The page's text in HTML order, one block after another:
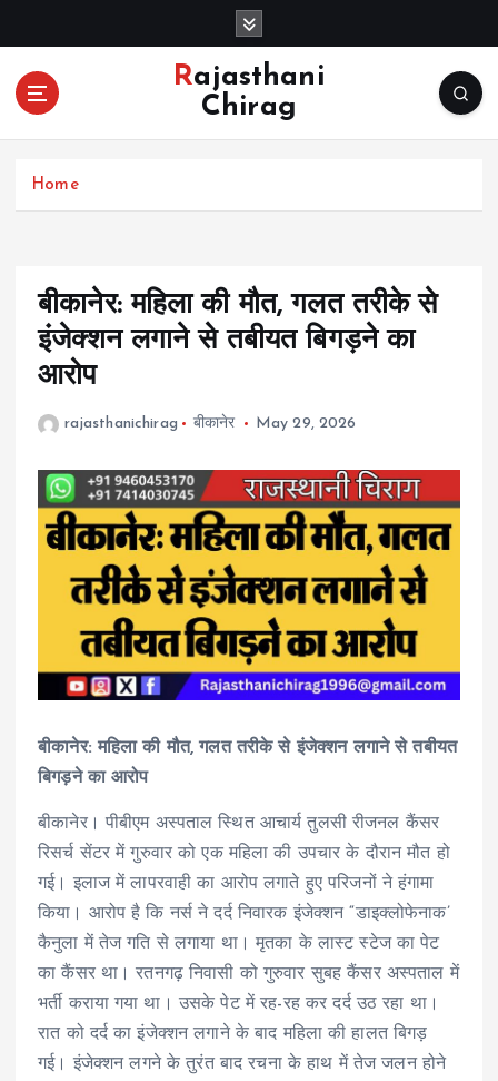
o
Rajasthani
Chirag
Home
बीकानेर: महिला की मौत, गलत तरीके से
इंजेक्शन लगाने से तबीयत बिगड़ने का
आरोप
rajasthanichirag बीकानेर May 29, 2026
बीकानेर: महिला की मौत, गलत तरीके से इंजेक्शन लगाने से तबीयत
बिगड़ने का आरोप
बीकानेर। पीबीएम अस्पताल स्थित आचार्य तुलसी रीजनल कैंसर
रिसर्च सेंटर में गुरुवार को एक महिला की उपचार के दौरान मौत हो
गई। इलाज में लापरवाही का आरोप लगाते हुए परिजनों ने हंगामा
किया। आरोप है कि नर्स ने दर्द निवारक इंजेक्शन “डाइक्लोफेनाक’
कैनुला में तेज गति से लगाया था। मृतका के लास्ट स्टेज का पेट
का कैंसर था। रतनगढ़ निवासी को गुरुवार सुबह कैंसर अस्पताल में
भर्ती कराया गया था। उसके पेट में रह-रह कर दर्द उठ रहा था।
रात को दर्द का इंजेक्शन लगाने के बाद महिला की हालत बिगड़
गई। इंजेक्शन लगने के तुरंत बाद रचना के हाथ में तेज जलन होने